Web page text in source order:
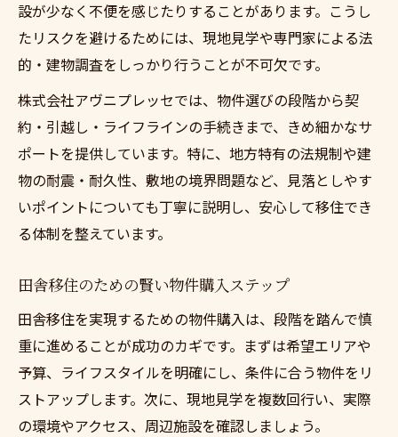
設が少なく不便を感じたりすることがあります。こうし
たリスクを避けるためには、現地見学や専門家による法
的・建物調査をしっかり行うことが不可欠です。
株式会社アヴニプレッセでは、物件選びの段階から契
約・引越し・ライフラインの手続きまで、きめ細かなサ
ポートを提供しています。特に、地方特有の法規制や建
物の耐震・耐久性、敷地の境界問題など、見落としやす
いポイントについても丁寧に説明し、安心して移住でき
る体制を整えています。
田舎移住のための賢い物件購入ステップ
田舎移住を実現するための物件購入は、段階を踏んで慎
重に進めることが成功のカギです。まずは希望エリアや
予算、ライフスタイルを明確にし、条件に合う物件をリ
ストアップします。次に、現地見学を複数回行い、実際
の環境やアクセス、周辺施設を確認しましょう。